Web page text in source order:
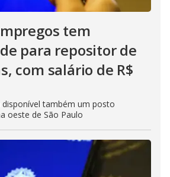
tem
para repositor de
com salário de R$
também um posto
oeste de São Paulo